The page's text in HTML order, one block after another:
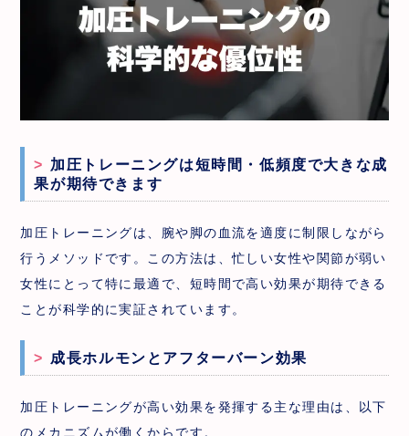
加圧トレーニングは短時間・低頻度で大きな成
果が期待できます
加圧トレーニングは、腕や脚の血流を適度に制限しながら
行うメソッドです。この方法は、忙しい女性や関節が弱い
女性にとって特に最適で、短時間で高い効果が期待できる
ことが科学的に実証されています。
成長ホルモンとアフターバーン効果
加圧トレーニングが高い効果を発揮する主な理由は、以下
のメカニズムが働くからです。